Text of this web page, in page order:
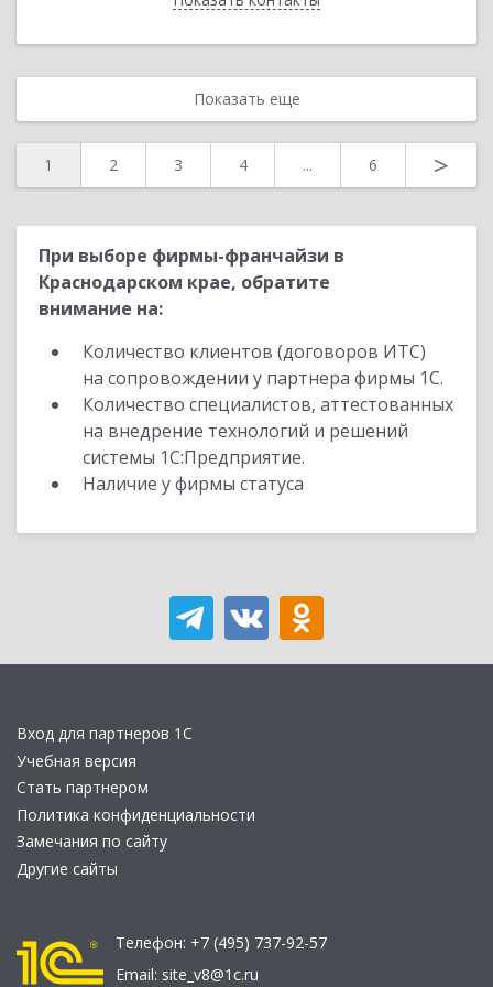
Показать еще
1 2 3 4 ... 6 >
При выборе фирмы-франчайзи в
Краснодарском крае, обратите
внимание на:
Количество клиентов (договоров ИТС)
на сопровождении у партнера фирмы 1С.
Количество специалистов, аттестованных
на внедрение технологий и решений
системы 1С:Предприятие.
Наличие у фирмы статуса
Вход для партнеров 1С
Учебная версия
Стать партнером
Политика конфиденциальности
Замечания по сайту
Другие сайты
Телефон: +7 (495) 737-92-57
Email: site_v8@1c.ru